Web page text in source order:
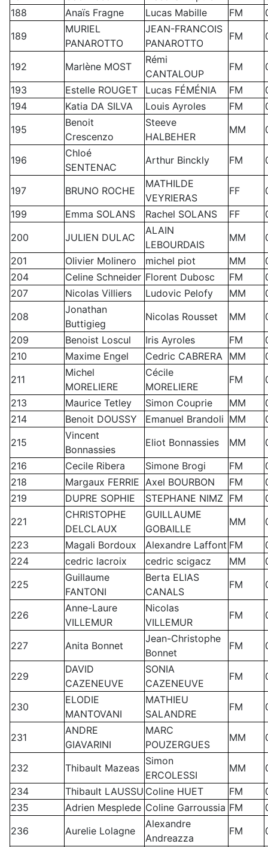
188
Anaïs Fragne Lucas Mabille FM
189
MURIEL
PANAROTTO
JEAN-FRANCOIS
PANAROTTO
FM
192 Marlène MOST
Rémi
CANTALOUP
FM
193
Estelle ROUGET Lucas FÉMÉNIA FM
194
Katia DA SILVA Louis Ayroles FM
195
Benoit
Crescenzo
Steeve
HALBEHER
MM
196
Chloé
SENTENAC
Arthur Binckly FM
197 BRUNO ROCHE
MATHILDE
VEYRIERAS
FF
199
Emma SOLANS Rachel SOLANS FF
200
JULIEN DULAC
ALAIN
LEBOURDAIS
MM
201
Olivier Molinero michel piot MM
204
Celine Schneider Florent Dubosc FM
207
Nicolas Villiers Ludovic Pelofy MM
208
Jonathan
Buttigieg
Nicolas Rousset MM
209
Benoist Loscul Iris Ayroles FM
210
Maxime Engel Cedric CABRERA MM
211
Michel
MORELIERE
Cécile
MORELIERE
FM
213
Maurice Tetley Simon Couprie MM
214
Benoit DOUSSY Emanuel Brandoli MM
215
Vincent
Bonnassies
Eliot Bonnassies MM
216
Cecile Ribera Simone Brogi FM
218
Margaux FERRIE Axel BOURBON FM
219
DUPRE SOPHIE STEPHANE NIMZ FM
221
CHRISTOPHE
DELCLAUX
GUILLAUME
GOBAILLE
MM
223
Magali Bordoux Alexandre Laffont FM
224
cedric lacroix cedric scigacz MM
225
Guillaume
FANTONI
Berta ELIAS
CANALS
FM
226
Anne-Laure
VILLEMUR
Nicolas
VILLEMUR
FM
227 Anita Bonnet
Jean-Christophe
Bonnet
FM
229
DAVID
CAZENEUVE
SONIA
CAZENEUVE
FM
230
ELODIE
MANTOVANI
MATHIEU
SALANDRE
FM
231
ANDRE
GIAVARINI
MARC
POUZERGUES
MM
232 Thibault Mazeas
Simon
ERCOLESSI
MM
234
Thibault LAUSSU Coline HUET FM
235
Adrien Mesplede Coline Garroussia FM
236
Aurelie Lolagne
Alexandre
Andreazza
FM